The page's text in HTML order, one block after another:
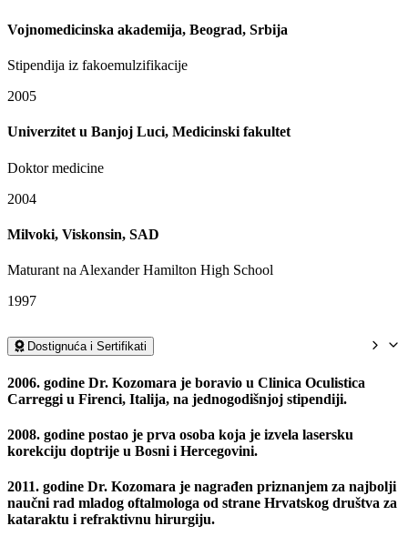
Vojnomedicinska akademija, Beograd, Srbija
Stipendija iz fakoemulzifikacije
2005
Univerzitet u Banjoj Luci, Medicinski fakultet
Doktor medicine
2004
Milvoki, Viskonsin, SAD
Maturant na Alexander Hamilton High School
1997
Dostignuća i Sertifikati
2006. godine Dr. Kozomara je boravio u Clinica Oculistica
Carreggi u Firenci, Italija, na jednogodišnjoj stipendiji.
2008. godine postao je prva osoba koja je izvela lasersku
korekciju doptrije u Bosni i Hercegovini.
2011. godine Dr. Kozomara je nagrađen priznanjem za najbolji
naučni rad mladog oftalmologa od strane Hrvatskog društva za
kataraktu i refraktivnu hirurgiju.